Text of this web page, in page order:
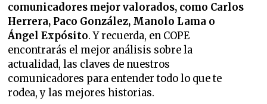
comunicadores mejor valorados, como Carlos
Herrera, Paco González, Manolo Lama o
Ángel Expósito. Y recuerda, en COPE
encontrarás el mejor análisis sobre la
actualidad, las claves de nuestros
comunicadores para entender todo lo que te
rodea, y las mejores historias.